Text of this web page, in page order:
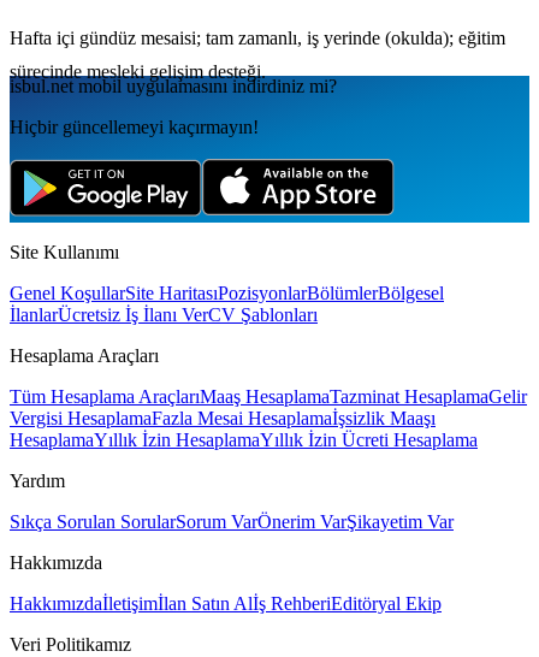
Hafta içi gündüz mesaisi; tam zamanlı, iş yerinde (okulda); eğitim
sürecinde mesleki gelişim desteği.
isbul.net mobil uygulamаsını indirdiniz mi?
Hiçbir güncellemeyi kaçırmayın!
Site Kullanımı
Genel KoşullarSite HaritasıPozisyonlarBölümlerBölgesel
İlanlarÜcretsiz İş İlanı VerCV Şablonları
Hesaplama Araçları
Tüm Hesaplama AraçlarıMaaş HesaplamaTazminat HesaplamaGelir
Vergisi HesaplamaFazla Mesai Hesaplamaİşsizlik Maaşı
HesaplamaYıllık İzin HesaplamaYıllık İzin Ücreti Hesaplama
Yardım
Sıkça Sorulan SorularSorum VarÖnerim VarŞikayetim Var
Hakkımızda
Hakkımızdaİletişimİlan Satın Alİş RehberiEditöryal Ekip
Veri Politikamız